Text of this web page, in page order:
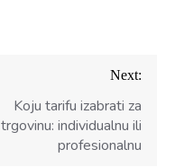
Next:
Koju tarifu izabrati za
trgovinu: individualnu ili
profesionalnu